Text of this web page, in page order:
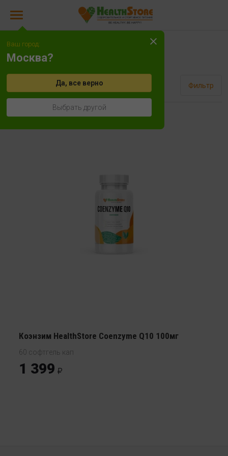
Коэнзим Q10
Сортировать Фильтр
Коэнзим HealthStore Coenzyme Q10 100мг
60 софтгель кап
1 399
Ваш город:
Москва?
Да, все верно
Выбрать другой